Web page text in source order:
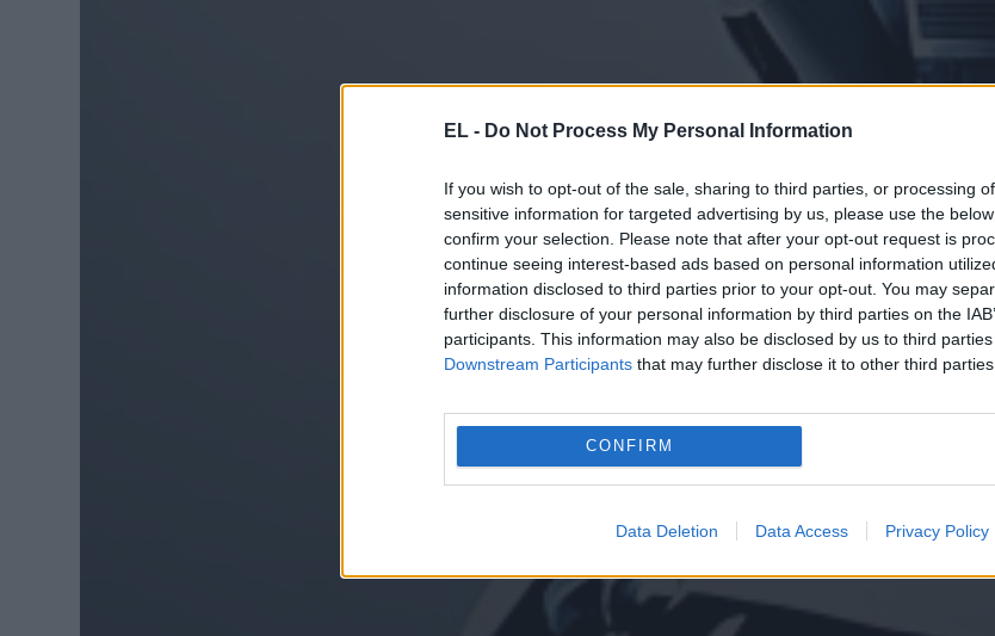
EL - Do Not Process My Personal Information
If you wish to opt-out of the sale, sharing to third parties, or processing
sensitive information for targeted advertising by us, please use the
confirm your selection. Please note that after your opt-out request is
continue seeing interest-based ads based on personal information
information disclosed to third parties prior to your opt-out. You may
further disclosure of your personal information by third parties on the
participants. This information may also be disclosed by us to third
Downstream Participants that may further disclose it to other third parties.
CONFIRM
Data Deletion Data Access Privacy Policy